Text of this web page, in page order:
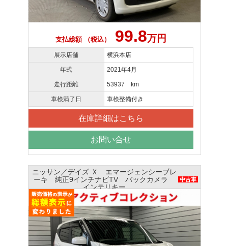
支払総額 （税込） 99.8万円
展示店舗 横浜本店
年式 2021年4月
走行距離 53937 km
車検満了日 車検整備付き
在庫詳細はこちら
お問い合せ
ニッサン／デイズ Ｘ エマージェンシーブレ
ーキ 純正9インチナビTV バックカメラ
インテリキー
中古車